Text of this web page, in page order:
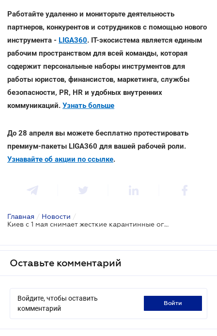
Работайте удаленно и мониторьте деятельность
партнеров, конкурентов и сотрудников с помощью нового
инструмента - LIGA360. IT-экосистема является единым
рабочим пространством для всей команды, которая
содержит персональные наборы инструментов для
работы юристов, финансистов, маркетинга, службы
безопасности, PR, HR и удобных внутренних
коммуникаций. Узнать больше
До 28 апреля вы можете бесплатно протестировать
премиум-пакеты LIGA360 для вашей рабочей роли.
Узнавайте об акции по ссылке.
Главная / Новости /
Киев с 1 мая снимает жесткие карантинные ограничения работы транспорта и бизнеса
Оставьте комментарий
Войдите, чтобы оставить
комментарий
войти